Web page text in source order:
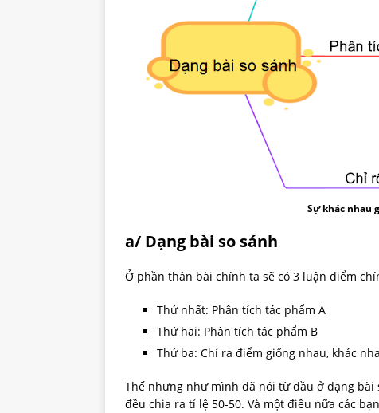
Sự khác nhau
a/ Dạng bài so sánh
Ở phần thân bài chính ta sẽ có 3 luận điểm
Thứ nhất: Phân tích tác phẩm A
Thứ hai: Phân tích tác phẩm B
Thứ ba: Chỉ ra điểm giống nhau, khác
Thế nhưng như mình đã nói từ đầu ở dạng bài
đều chia ra tỉ lệ 50-50. Và một điều nữa các